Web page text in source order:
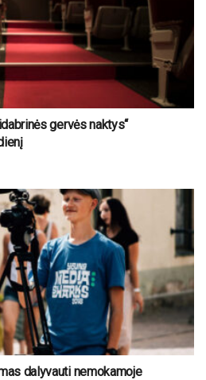
gervės naktys“
dalyvauti nemokamoje